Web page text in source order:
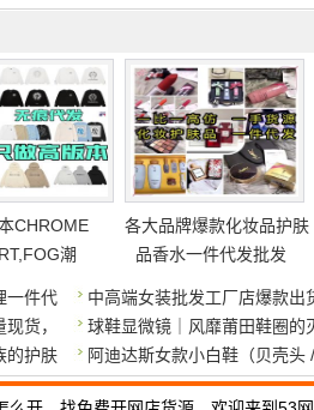
CHROME
潮
各大品牌爆款化妆品护肤
品香水一件代发批发
一件代 中高端女装批发工厂店爆款出
货，
球鞋显微镜｜风靡莆田鞋圈的
的护肤
阿迪达斯女款小白鞋（贝壳头